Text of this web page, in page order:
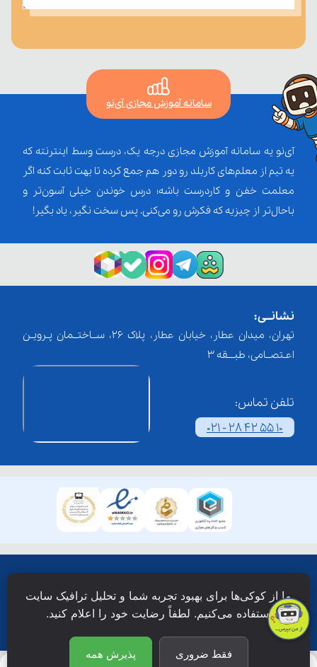
سامانه آموزش مجازی آی‌نو
آی‌نو یه سامانه آموزش مجازی درجه یک، درست وسط اینترنته که
یه تیم از معلم‌‌های کاربلد رو دور هم جمع کرده تا بهت ثابت کنه اگر
معلمت خفن و کاردرست باشه؛ درس خوندن خیلی آسون‌تر و
باحال‌تر از چیزیه که فکرش رو می‌کنی. پس سخت نگیر، یاد بگیر!
نشانــی:
تهران، میدان عطار، خیابان عطار، پلاک 26، ســاختــمان پـرویـن
اعـتصــامی، طبـــقه 3
تلفن تماس:
021 - 28 42 55 10
دانش نویان محفوظ است.
ما از کوکی‌ها برای بهبود تجربه شما و تحلیل ترافیک سایت
استفاده می‌کنیم. لطفاً رضایت خود را اعلام کنید.
فقط ضروری پذیرش همه